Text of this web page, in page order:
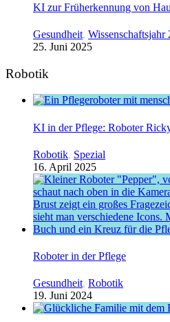
KI zur Früherkennung von
Gesundheit, Wissenschaftsjahr
25. Juni 2025
Robotik
KI in der Pflege: Roboter
Robotik, Spezial
16. April 2025
Roboter in der Pflege
Gesundheit, Robotik
19. Juni 2024